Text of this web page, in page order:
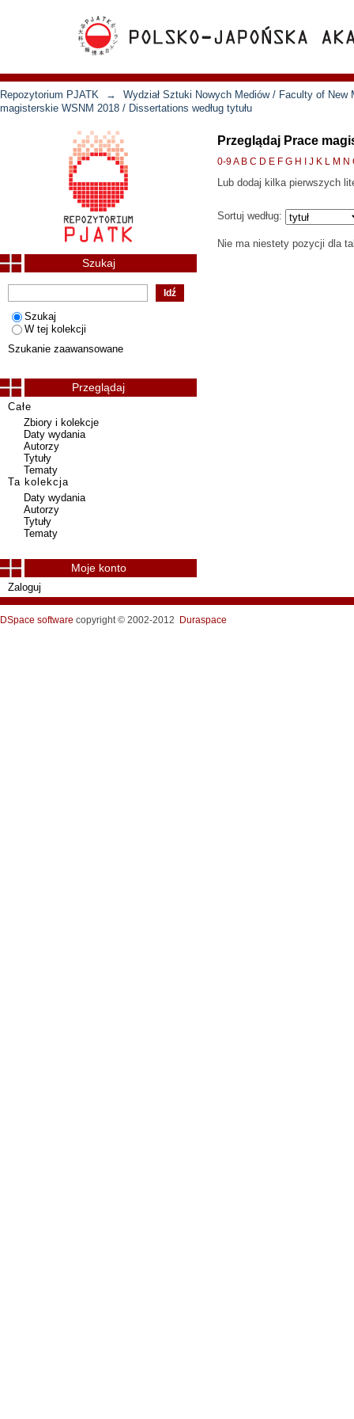
Repozytorium PJATK →
Wydział Sztuki Nowych Mediów / Faculty of New
magisterskie WSNM 2018 / Dissertations według tytułu
Przeglądaj Prace
0-9A B C D E F G H J K L M N
Lub dodaj kilka pierwszych
Sortuj według:
Nie ma niestety pozycji dla
Szukaj
Szukaj
W tej kolekcji
Szukanie zaawansowane
Przeglądaj
Całe
Zbiory i kolekcje
Daty wydania
Autorzy
Tytuły
Tematy
Ta kolekcja
Daty wydania
Autorzy
Tytuły
Tematy
Moje konto
Zaloguj
DSpace software copyright © 2002-2012 Duraspace